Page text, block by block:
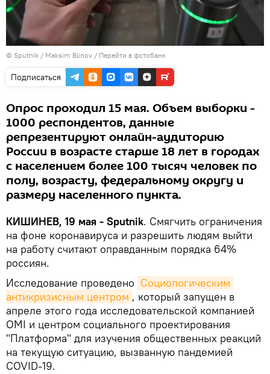
© Sputnik / Maksim Blinov / Перейти в фотобанк
Подписаться
Опрос проходил 15 мая. Объем выборки -
1000 респондентов, данные
репрезентируют онлайн-аудиторию
России в возрасте старше 18 лет в городах
с населением более 100 тысяч человек по
полу, возрасту, федеральному округу и
размеру населенного пункта.
КИШИНЕВ, 19 мая - Sputnik. Cмягчить ограничения
на фоне коронавируса и разрешить людям выйти
на работу считают оправданным порядка 64%
россиян.
Исследование проведено Социологическим
антикризисным центром , который запущен в
апреле этого года исследовательской компанией
OMI и центром социального проектирования
"Платформа" для изучения общественных реакций
на текущую ситуацию, вызванную пандемией
COVID-19.